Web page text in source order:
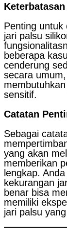
Penting untuk
jari palsu
beberapa
cenderung
secara
sensitif.
Catatan
Sebagai
yang akan
memberikan
lengkap.
kekurangan
benar bisa
memiliki
jari palsu